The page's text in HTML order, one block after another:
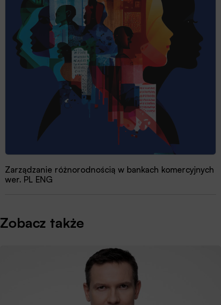
Zarządzanie różnorodnością w bankach komercyjnych
wer. PL ENG
Przewodnik dobrych praktyk 2025
Zobacz także